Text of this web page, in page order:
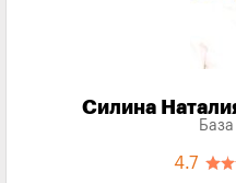
Силина
4.7